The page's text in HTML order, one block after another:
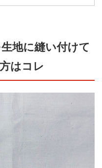
地に縫い付けて
はコレ